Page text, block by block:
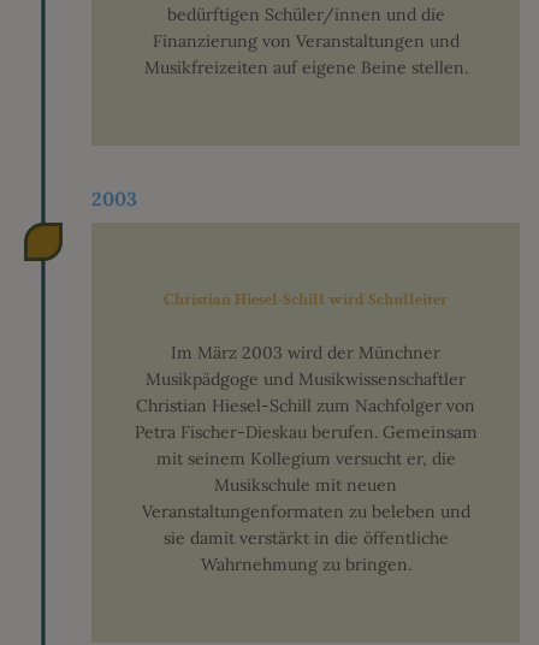
bedürftigen Schüler/innen und die
Finanzierung von Veranstaltungen und
Musikfreizeiten auf eigene Beine stellen.
2003
Christian Hiesel-Schill wird Schulleiter
Im März 2003 wird der Münchner
Musikpädgoge und Musikwissenschaftler
Christian Hiesel-Schill zum Nachfolger von
Petra Fischer-Dieskau berufen. Gemeinsam
mit seinem Kollegium versucht er, die
Musikschule mit neuen
Veranstaltungenformaten zu beleben und
sie damit verstärkt in die öffentliche
Wahrnehmung zu bringen.